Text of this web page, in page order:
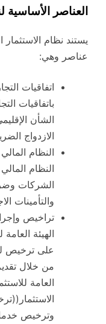
العناصر الأساسية
يستند نظام
عناصر وهي:
اتفاقيات
باتفاقيات
الشأن
الازدواج
النظام
النظام
الشركات
والتأمينات
تراخيص
الهيئة
على ترخيص
من خلال
العامة
وترخيص